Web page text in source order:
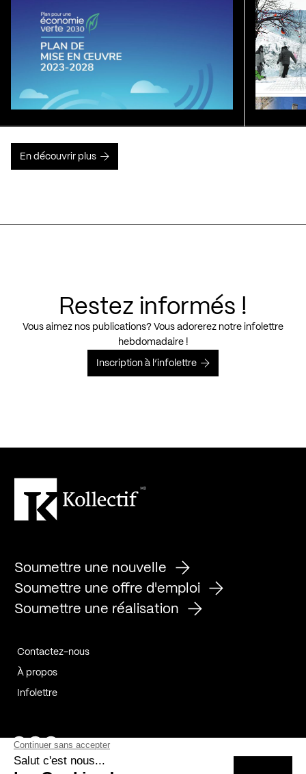
En découvrir plus
Restez informés !
Vous aimez nos publications? Vous adorerez notre infolettre
hebdomadaire !
Inscription à l’infolettre
Soumettre une nouvelle
Soumettre une offre d'emploi
Soumettre une réalisation
Contactez-nous
À propos
Infolettre
Page Facebook de Kollectif
Page Instagram de Kollectif
Page Linkedin de Kollectif